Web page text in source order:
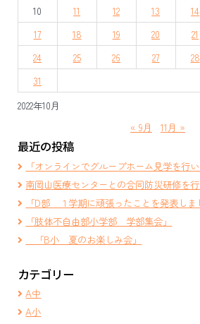
ョ
ン
2022年10月
10 11 12 13 14
17
18 19 20 21
24
25 26 27 28
31
« 9月 11月 »
最近の投稿
「オンラインでグループホーム見学を行い
南岡山医療センターとの合同防災研修を
「D部 １学期に頑張ったことを発表しま
「肢体不自由部小学部 学部集会」
「B小 夏のお楽しみ会」
カテゴリー
A中
A小